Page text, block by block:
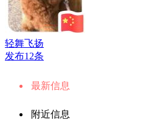
轻舞飞扬
发布12条
最新信息
附近信息